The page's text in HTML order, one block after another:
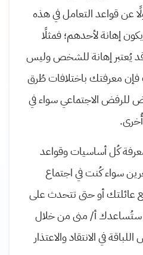
عن قواعد التعامل في هذه
إهانة لأحدهم؛ فمثلًا
قد يُعتبر إهانة للشخص وليس
فإن معرفتك باختلافات طُرق
للرفض الاجتماعي سواء في
كُل أساسيات وقواعد
سواء كُنت في اجتماع
عائلتك أو حتى تتحدث على
ستُساعدك أ/ منى من خلال
في الانتقاد والاعتذار